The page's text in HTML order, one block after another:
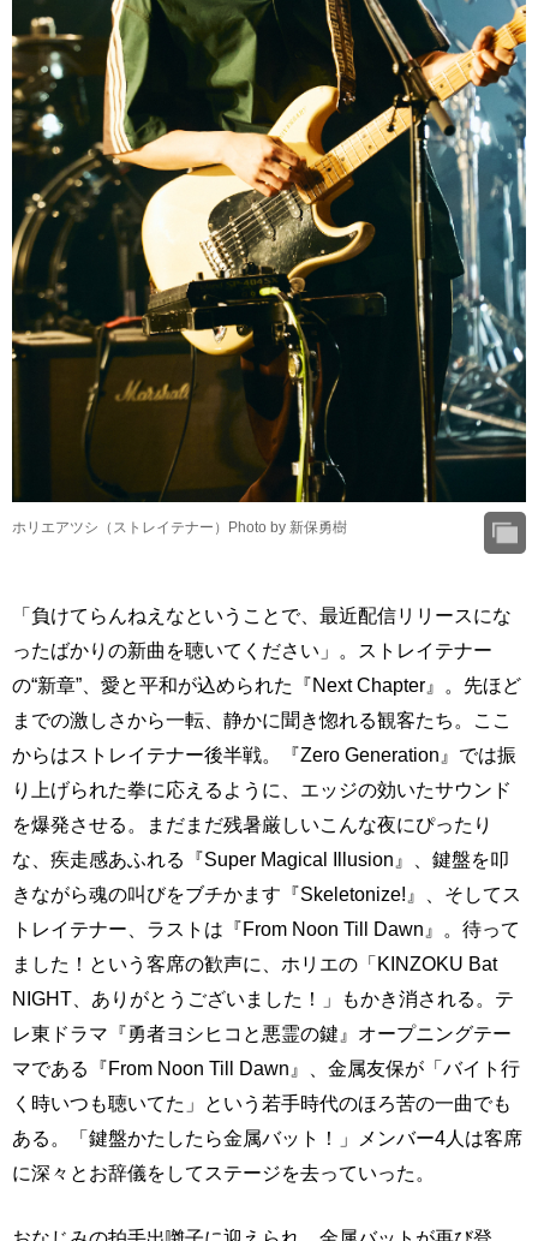
ホリエアツシ（ストレイテナー）Photo by 新保勇樹
「負けてらんねえなということで、最近配信リリースにな
ったばかりの新曲を聴いてください」。ストレイテナー
の“新章”、愛と平和が込められた『Next Chapter』。先ほど
までの激しさから一転、静かに聞き惚れる観客たち。ここ
からはストレイテナー後半戦。『Zero Generation』では振
り上げられた拳に応えるように、エッジの効いたサウンド
を爆発させる。まだまだ残暑厳しいこんな夜にぴったり
な、疾走感あふれる『Super Magical Illusion』、鍵盤を叩
きながら魂の叫びをブチかます『Skeletonize!』、そしてス
トレイテナー、ラストは『From Noon Till Dawn』。待って
ました！という客席の歓声に、ホリエの「KINZOKU Bat
NIGHT、ありがとうございました！」もかき消される。テ
レ東ドラマ『勇者ヨシヒコと悪霊の鍵』オープニングテー
マである『From Noon Till Dawn』、金属友保が「バイト行
く時いつも聴いてた」という若手時代のほろ苦の一曲でも
ある。「鍵盤かたしたら金属バット！」メンバー4人は客席
に深々とお辞儀をしてステージを去っていった。